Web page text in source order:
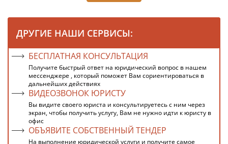
ДРУГИЕ НАШИ СЕРВИСЫ:
БЕСПЛАТНАЯ КОНСУЛЬТАЦИЯ
Получите быстрый ответ на юридический вопрос в нашем
мессенджере , который поможет Вам сориентироваться в
дальнейших действиях
ВИДЕОЗВОНОК ЮРИСТУ
Вы видите своего юриста и консультируетесь с ним через
экран, чтобы получить услугу, Вам не нужно идти к юристу в
офис
ОБЪЯВИТЕ СОБСТВЕННЫЙ ТЕНДЕР
На выполнение юридической услуги и получите самое